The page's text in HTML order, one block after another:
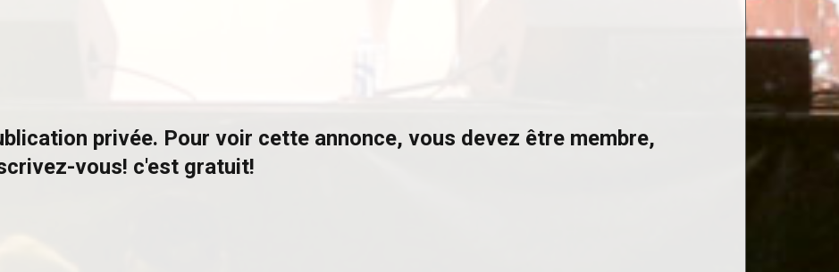
privée. Pour voir cette annonce, vous devez être membre,
vous! c'est gratuit!